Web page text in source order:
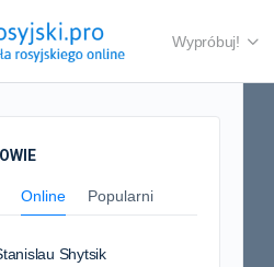
Wypróbuj!
Online Popularni
Shytsik